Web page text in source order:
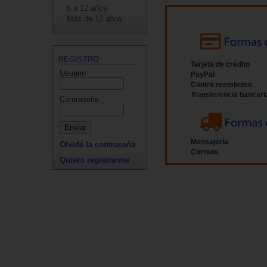
6 a 12 años
Más de 12 años
REGISTRO
Usuario
Contraseña
Olvidé la contraseña
Quiero registrarme
Tarjeta de crédito
PayPal
Contra reembolso
Transferencia
Mensajería
Correos